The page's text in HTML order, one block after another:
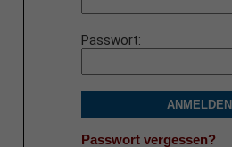
Passwort
ANMELDEN
Passwort vergessen?